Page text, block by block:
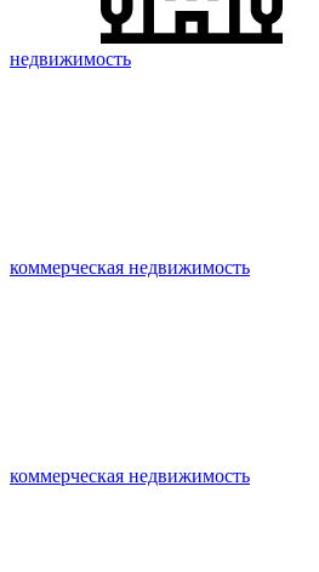
недвижимость
коммерческая недвижимость
коммерческая недвижимость